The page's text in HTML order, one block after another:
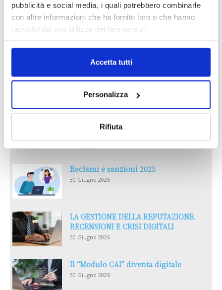
pubblicità e social media, i quali potrebbero combinarle
con altre informazioni che ha fornito loro o che hanno
raccolto dal suo utilizzo dei loro servizi.
Accetta tutti
Personalizza
Rifiuta
IL MENSILE ASSINEWS LUGLIO-
AGOSTO 2026
Reclami e sanzioni 2025
30 Giugno 2026
LA GESTIONE DELLA REPUTAZIONE.
RECENSIONI E CRISI DIGITALI
30 Giugno 2026
Il “Modulo CAI” diventa digitale
30 Giugno 2026